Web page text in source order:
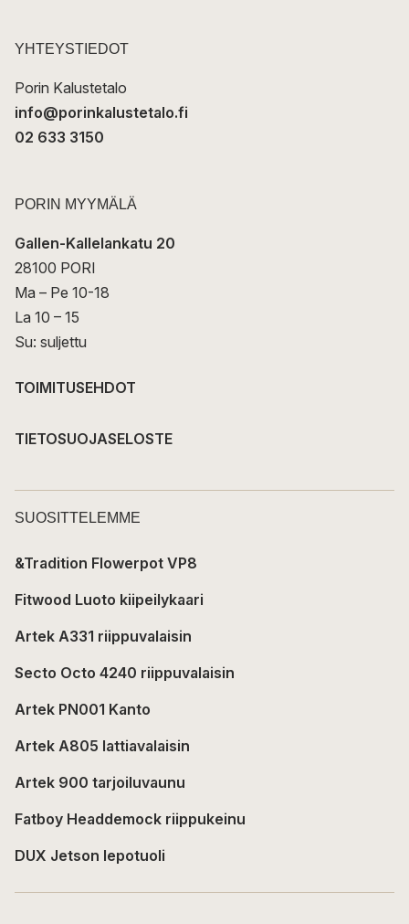
t
YHTEYSTIEDOT
Porin Kalustetalo
info@porinkalustetalo.fi
02 633 3150
PORIN MYYMÄLÄ
Gallen-Kallelankatu 20
28100 PORI
Ma – Pe 10-18
La 10 – 15
Su: suljettu
TOIMITUSEHDOT
TIETOSUOJASELOSTE
SUOSITTELEMME
&Tradition Flowerpot VP8
Fitwood Luoto kiipeilykaari
Artek A331 riippuvalaisin
Secto Octo 4240 riippuvalaisin
Artek PN001 Kanto
Artek A805 lattiavalaisin
Artek 900 tarjoiluvaunu
Fatboy Headdemock riippukeinu
DUX Jetson lepotuoli